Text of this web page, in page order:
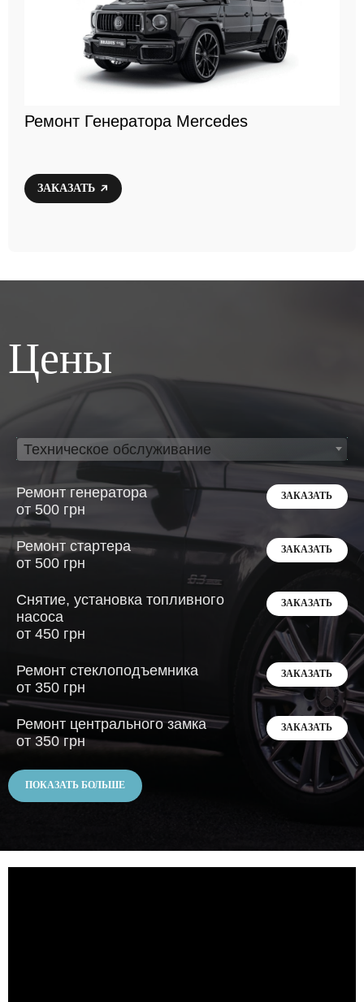
Ремонт Генератора Mercedes
ЗАКАЗАТЬ
Цены
Техническое обслуживание
Ремонт генератора
от 500 грн
ЗАКАЗАТЬ
Ремонт стартера
от 500 грн
ЗАКАЗАТЬ
Снятие, установка топливного
насоса
от 450 грн
ЗАКАЗАТЬ
Ремонт стеклоподъемника
от 350 грн
ЗАКАЗАТЬ
Ремонт центрального замка
от 350 грн
ЗАКАЗАТЬ
ПОКАЗАТЬ БОЛЬШЕ